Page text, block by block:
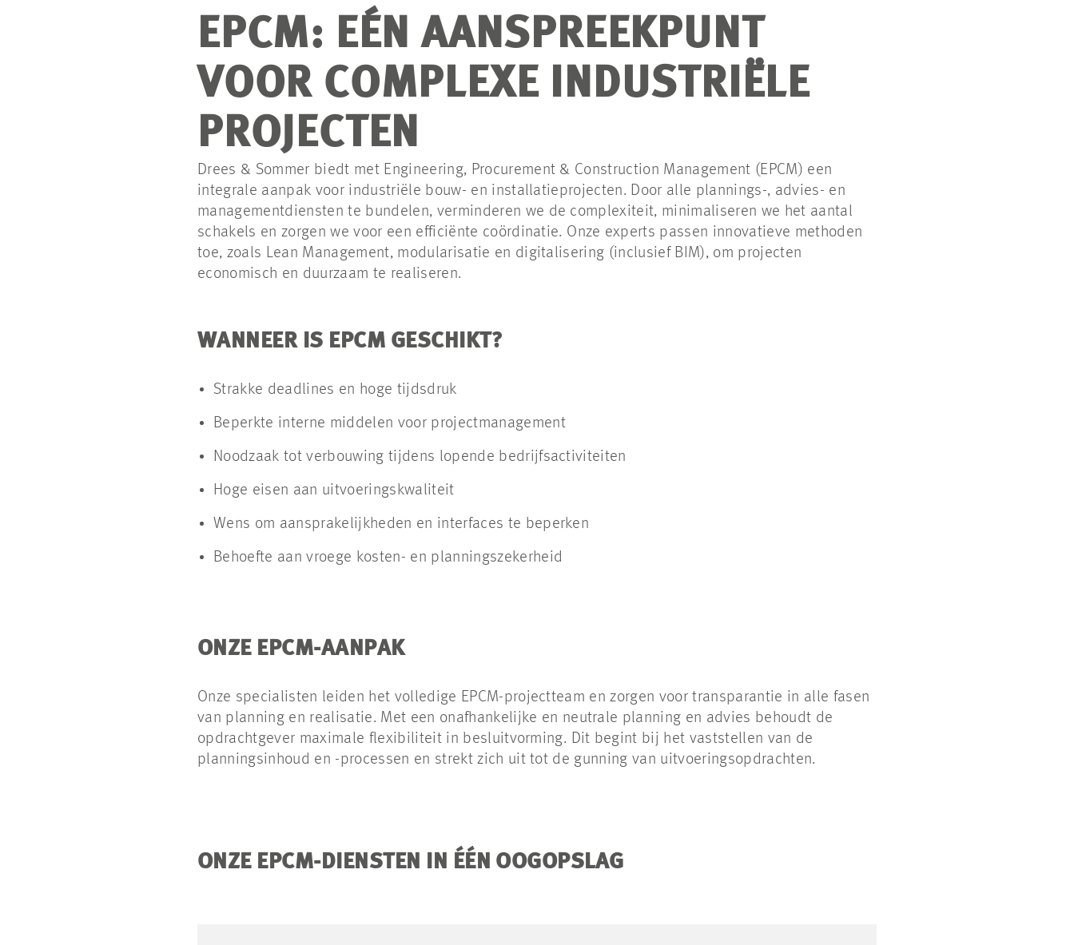
EPCM: EÉN AANSPREEKPUNT
VOOR COMPLEXE INDUSTRIËLE
PROJECTEN
Drees & Sommer biedt met Engineering, Procurement & Construction Management (EPCM) een
integrale aanpak voor industriële bouw- en installatieprojecten. Door alle plannings-, advies- en
managementdiensten te bundelen, verminderen we de complexiteit, minimaliseren we het aantal
schakels en zorgen we voor een efficiënte coördinatie. Onze experts passen innovatieve methoden
toe, zoals Lean Management, modularisatie en digitalisering (inclusief BIM), om projecten
economisch en duurzaam te realiseren.
WANNEER IS EPCM GESCHIKT?
Strakke deadlines en hoge tijdsdruk
Beperkte interne middelen voor projectmanagement
Noodzaak tot verbouwing tijdens lopende bedrijfsactiviteiten
Hoge eisen aan uitvoeringskwaliteit
Wens om aansprakelijkheden en interfaces te beperken
Behoefte aan vroege kosten- en planningszekerheid
ONZE EPCM-AANPAK
Onze specialisten leiden het volledige EPCM-projectteam en zorgen voor transparantie in alle fasen
van planning en realisatie. Met een onafhankelijke en neutrale planning en advies behoudt de
opdrachtgever maximale flexibiliteit in besluitvorming. Dit begint bij het vaststellen van de
planningsinhoud en -processen en strekt zich uit tot de gunning van uitvoeringsopdrachten.
ONZE EPCM-DIENSTEN IN ÉÉN OOGOPSLAG